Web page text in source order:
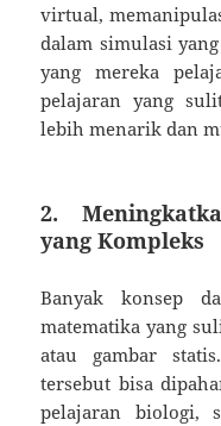
virtual,
dalam simulasi
yang mereka
pelajaran yang
lebih menarik dan
2.
yang Kompleks
Banyak konsep
matematika yang
atau gambar
tersebut bisa
pelajaran biologi,